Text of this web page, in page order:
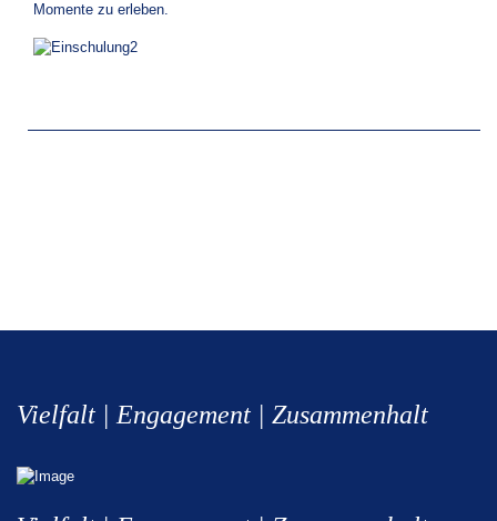
Momente zu erleben.
Vielfalt | Engagement | Zusammenhalt